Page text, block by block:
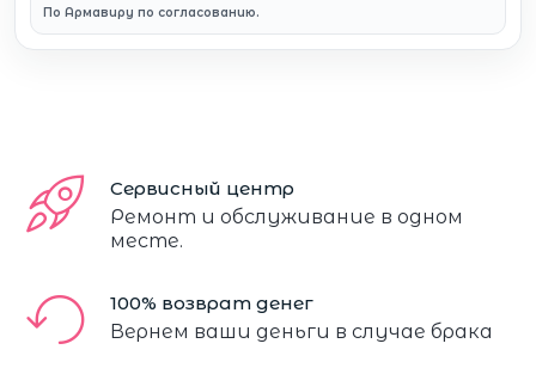
По Армавиру по согласованию.
Сервисный центр
Ремонт и обслуживание в одном
месте.
100% возврат денег
Вернем ваши деньги в случае брака